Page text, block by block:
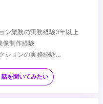
ン業務の実務経験3年以上
像制作経験
ションの実務経験
か）
画経験
話を聞いてみたい